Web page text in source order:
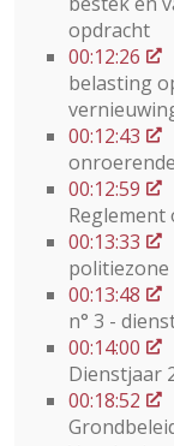
opdracht
00:12:26
belasting
00:12:43
00:12:59
00:13:33
politiezone
00:13:48
n° 3 -
00:14:00
Dienstjaar
00:18:52